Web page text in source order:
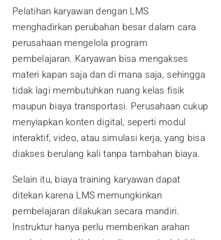
Pelatihan karyawan dengan LMS
menghadirkan perubahan besar dalam cara
perusahaan mengelola program
pembelajaran. Karyawan bisa mengakses
materi kapan saja dan di mana saja, sehingga
tidak lagi membutuhkan ruang kelas fisik
maupun biaya transportasi. Perusahaan cukup
menyiapkan konten digital, seperti modul
interaktif, video, atau simulasi kerja, yang bisa
diakses berulang kali tanpa tambahan biaya.
Selain itu, biaya training karyawan dapat
ditekan karena LMS memungkinkan
pembelajaran dilakukan secara mandiri.
Instruktur hanya perlu memberikan arahan